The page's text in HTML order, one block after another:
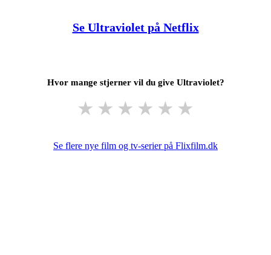
Se Ultraviolet på Netflix
Hvor mange stjerner vil du give Ultraviolet?
★ ★ ★ ★ ★ ★
Se flere nye film og tv-serier på Flixfilm.dk